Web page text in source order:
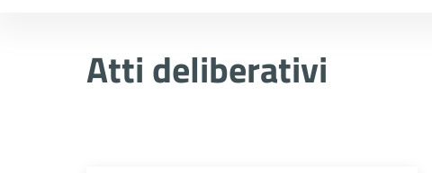
Atti deliberativi